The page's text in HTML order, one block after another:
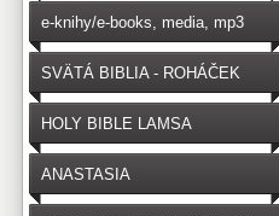
e-knihy/e-books, media, mp3
SVÄTÁ BIBLIA - ROHÁČEK
(SK)
HOLY BIBLE LAMSA
(ENGLISH)
ANASTASIA